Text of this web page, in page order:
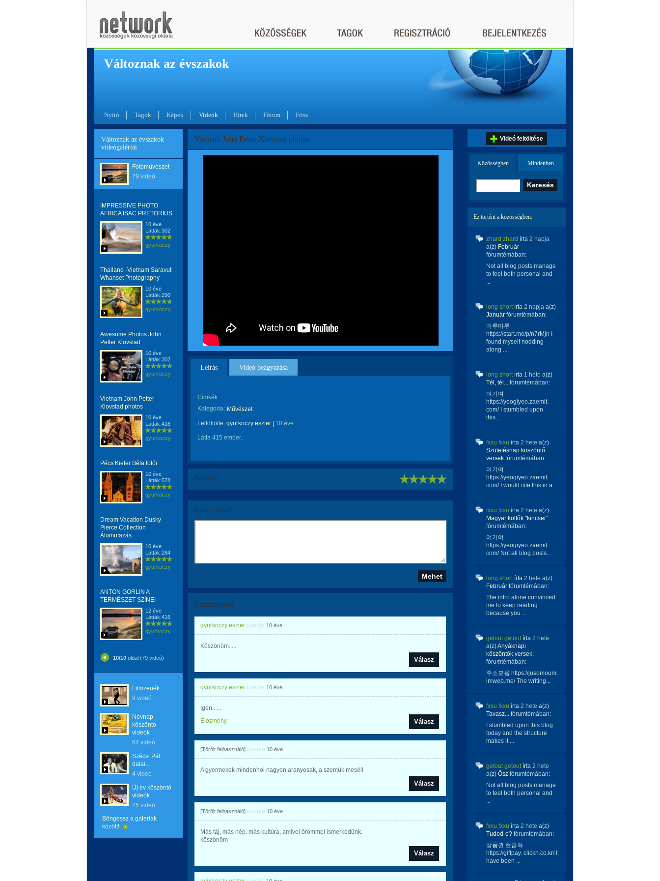
Változnak az évszakok
Nyitó Tagok Képek Videók Hírek Fórum Friss
Változnak az évszakok
videógalériái
Fotóművészet
79 videó
IMPRESSIVE PHOTO
AFRICA ISAC PRETORIUS
10 éve
Látták:302
gyurkoczy
Thailand -Vietnam Saravut
Whanset Photography
10 éve
Látták:290
gyurkoczy
Awesome Photos John
Petter Klovstad
10 éve
Látták:302
gyurkoczy
Vietnam John Petter
Klovstad photos
10 éve
Látták:416
gyurkoczy
Pécs Kiefer Béla fotói
10 éve
Látták:578
gyurkoczy
Dream Vacation Dusky
Pierce Collection
Álomutazás
10 éve
Látták:284
gyurkoczy
ANTON GORLIN A
TERMÉSZET SZÍNEI
12 éve
Látták:416
gyurkoczy
10/10 oldal (79 videó)
Filmzenék...
9 videó
Névnap
köszöntő
videók
64 videó
Szécsi Pál
dalai...
4 videó
Új év köszöntő
videók
25 videó
Böngéssz a galériák
között!
Vietnam John Petter Klovstad photos
Leírás Videó beágyazása
Címkék:
Kategória: Művészet
Feltöltötte: gyurkoczy eszter 10 éve
Látta 415 ember.
Értékeld!
Kommentáld!
Hozzászólások
gyurkoczy eszter üzente 10 éve
Köszönöm.....
Válasz
gyurkoczy eszter üzente 10 éve
Igen......
Előzmény
Válasz
[Törölt felhasználó] üzente 10 éve
A gyermekek mindenhol nagyon aranyosak, a szemük mesél!
Válasz
[Törölt felhasználó] üzente 10 éve
Más táj, más nép. más kultúra, amivel örömmel ismerkedünk.
köszönöm
Válasz
Videó feltöltése
Közösségben Mindenben
Ez történt a közösségben:
zhard zhard írta 2 napja
a(z) Február
fórumtémában:
Not all blog posts manage
to feel both personal and
...
long shortírta 2 napja a(z)
Január fórumtémában:
마루마루
https://start.me/p/n7rMjn I
found myself nodding
along ...
long shortírta 1 hete a(z)
Tél, tél... fórumtémában:
여기여
https://yeogiyeo.zaemit.
com/ I stumbled upon
this...
fxxu fxxu írta 2 hete a(z)
Születésnap köszöntő
versek fórumtémában:
여기여
https://yeogiyeo.zaemit.
com/ I would cite this in a...
fxxu fxxu írta 2 hete a(z)
Magyar költők "kincsei"
fórumtémában:
여기여
https://yeogiyeo.zaemit.
com/ Not all blog posts...
long shortírta 2 hete a(z)
Február fórumtémában:
The intro alone convinced
me to keep reading
because you ...
getout getoutírta 2 hete
a(z)Anyáknapi
köszöntők,versek.
fórumtémában:
주소모음 https://jusomoum.
imweb.me/ The writing...
fxxu fxxu írta 2 hete a(z)
Tavasz... fórumtémában:
I stumbled upon this blog
today and the structure
makes it ...
getout getoutírta 2 hete
a(z) Ősz fórumtémában:
Not all blog posts manage
to feel both personal and
...
fxxu fxxu írta 2 hete a(z)
Tudod-e? fórumtémában:
상품권 현금화
https://giftpay. clickn.co.kr/ I
have been ...